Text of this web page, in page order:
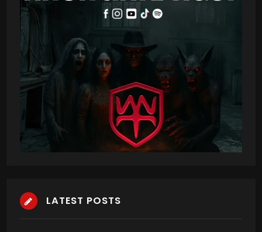
LATEST POSTS